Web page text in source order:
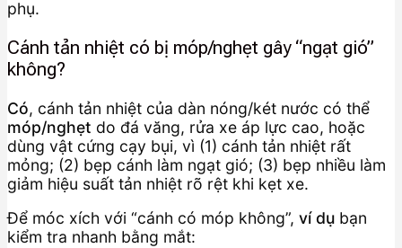
phụ.
Cánh tản nhiệt có bị móp/nghẹt gây “ngạt gió”
không?
Có, cánh tản nhiệt của dàn nóng/két nước có thể
móp/nghẹt do đá văng, rửa xe áp lực cao, hoặc
dùng vật cứng cạy bụi, vì (1) cánh tản nhiệt rất
mỏng; (2) bẹp cánh làm ngạt gió; (3) bẹp nhiều làm
giảm hiệu suất tản nhiệt rõ rệt khi kẹt xe.
Để móc xích với “cánh có móp không”, ví dụ bạn
kiểm tra nhanh bằng mắt: